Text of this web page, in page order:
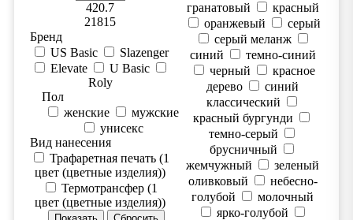
420.7
21815
гранатовый
красный
оранжевый
серый
серый меланж
синий
темно-синий
черный
красное
дерево
синий
классический
красный бургунди
темно-серый
брусничный
жемчужный
зеленый
оливковый
небесно-
голубой
молочный
ярко-голубой
Бренд
US Basic
Slazenger
Elevate
U Basic
Roly
Пол
женские
мужские
унисекс
Вид нанесения
Трафаретная печать (1
цвет (цветные изделия))
Термотрансфер (1
цвет (цветные изделия))